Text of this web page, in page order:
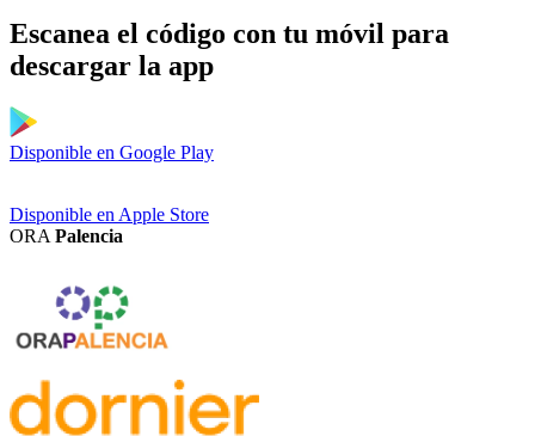
Escanea el código con tu móvil para
descargar la app
Disponible en Google Play
Disponible en Apple Store
ORA Palencia